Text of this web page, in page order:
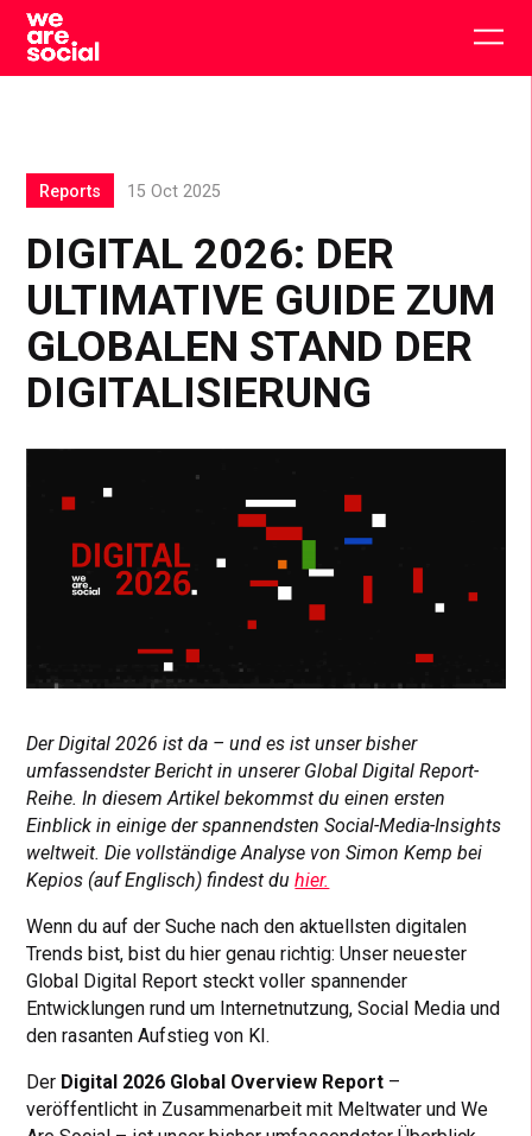
Skip
content
DIGITAL 2026: DER
ULTIMATIVE GUIDE ZUM
GLOBALEN STAND DER
DIGITALISIERUNG
Reports 15 Oct 2025
Der Digital 2026 ist da – und es ist unser bisher
umfassendster Bericht in unserer Global Digital Report-
Reihe. In diesem Artikel bekommst du einen ersten
Einblick in einige der spannendsten Social-Media-Insights
weltweit. Die vollständige Analyse von Simon Kemp bei
Kepios (auf Englisch) findest duhier.
Wenn du auf der Suche nach den aktuellsten digitalen
Trends bist, bist du hier genau richtig: Unser neuester
Global Digital Report steckt voller spannender
Entwicklungen rund um Internetnutzung, Social Media und
den rasanten Aufstieg von KI.
Der Digital 2026 Global Overview Report –
veröffentlicht in Zusammenarbeit mit Meltwater und We